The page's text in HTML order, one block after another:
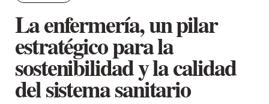
La enfermería, un pilar
estratégico para la
sostenibilidad y la calidad
del sistema sanitario